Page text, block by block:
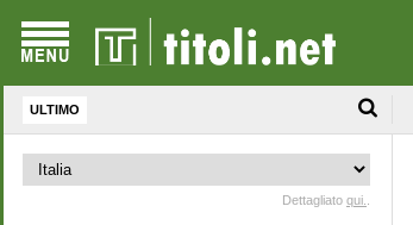
ULTIMO
Dettagliato qui.